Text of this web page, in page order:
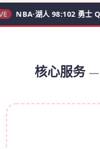
湖人 98:102 勇士 Q4 3:22
核心服务 —